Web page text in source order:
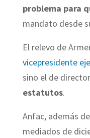
problema para
mandato desde
El relevo de
vicepresidente
sino el de
estatutos.
Anfac, además
mediados de